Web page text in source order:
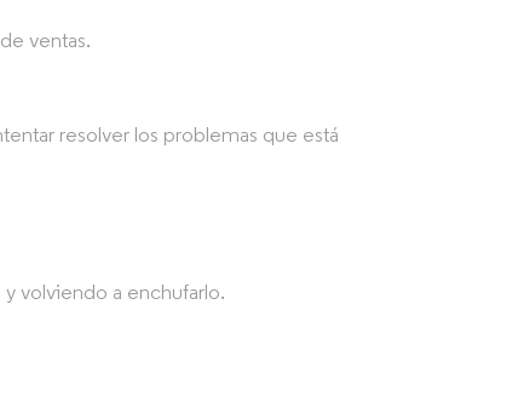
ventas.
resolver los problemas que está
volviendo a enchufarlo.